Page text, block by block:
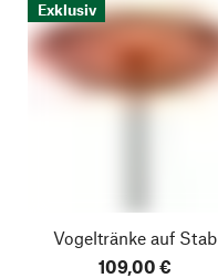
Exklusiv
Vogeltränke auf Stab
109,00 €